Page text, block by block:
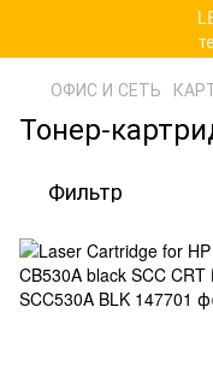
ОФИС И СЕТЬ
Тонер-
Фильтр